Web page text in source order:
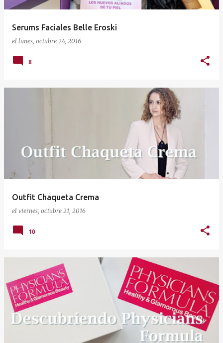
Serums Faciales Belle Eroski
el lunes, octubre 24, 2016
8
Outfit Chaqueta Crema
el viernes, octubre 21, 2016
10